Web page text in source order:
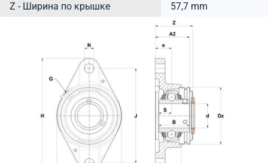
Z - Ширина по крышке 57,7 mm